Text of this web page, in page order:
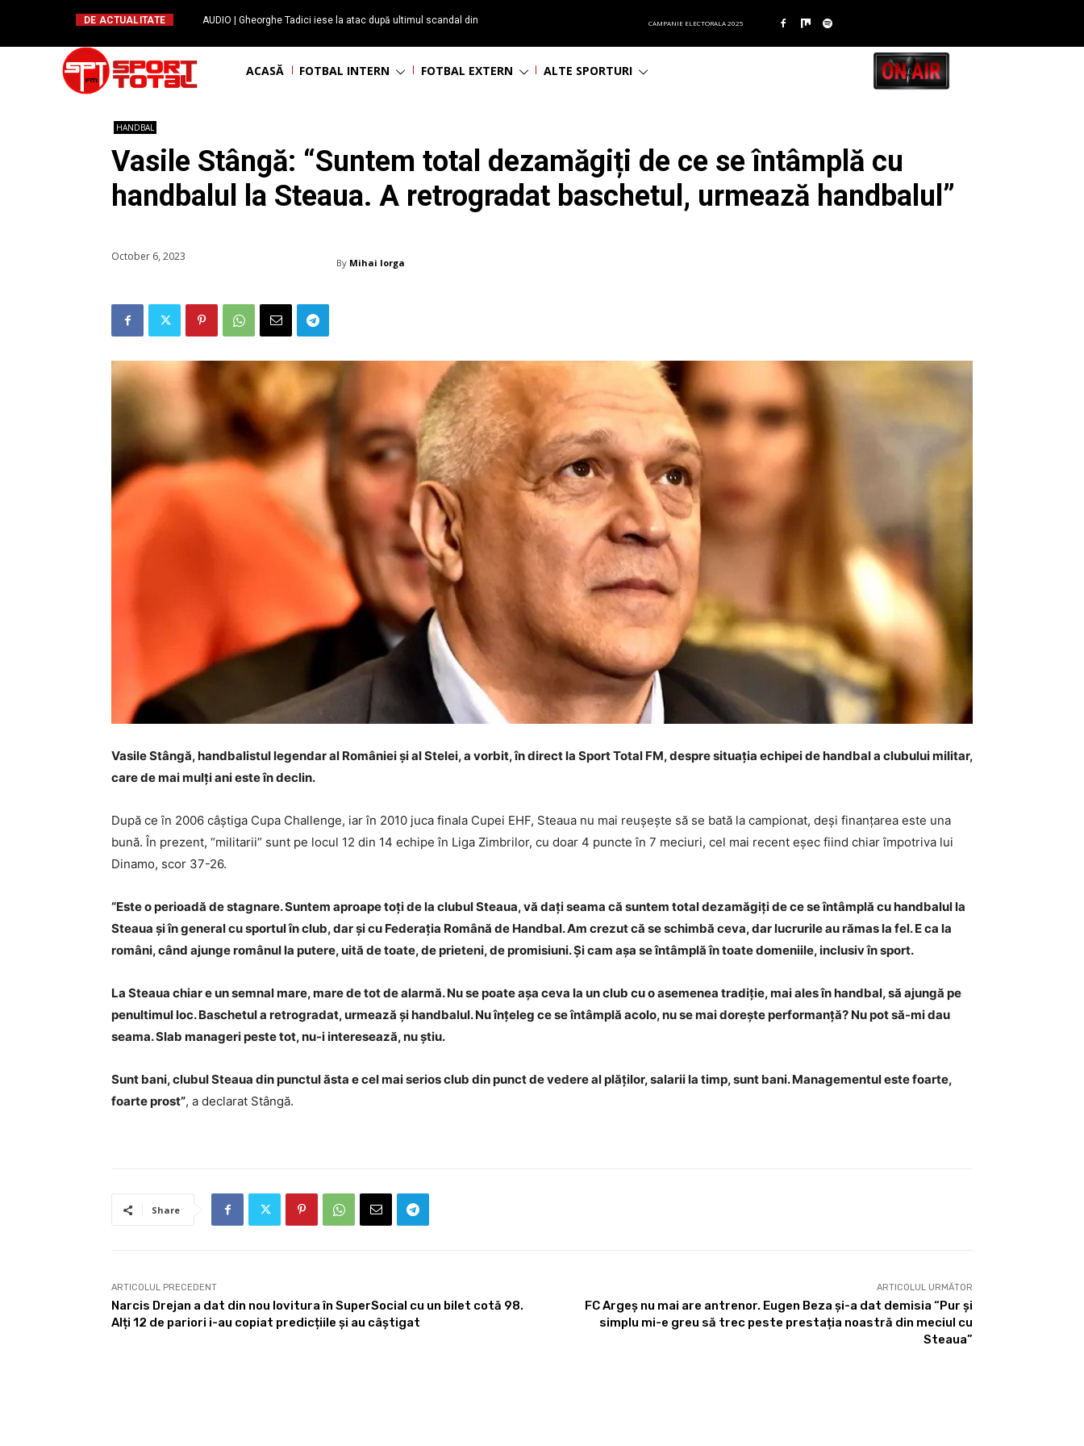
DE ACTUALITATE
AUDIO | Gheorghe Tadici iese la atac după ultimul scandal din
CAMPANIE ELECTORALA 2025
ACASĂ FOTBAL INTERN FOTBAL EXTERN ALTE SPORTURI
HANDBAL
Vasile Stângă: “Suntem total dezamăgiți de ce se întâmplă cu
handbalul la Steaua. A retrogradat baschetul, urmează handbalul”
October 6, 2023 By Mihai Iorga
Vasile Stângă, handbalistul legendar al României și al Stelei, a vorbit, în direct la Sport Total FM, despre situația echipei de handbal a clubului militar,
care de mai mulți ani este în declin.
După ce în 2006 câștiga Cupa Challenge, iar în 2010 juca finala Cupei EHF, Steaua nu mai reușește să se bată la campionat, deși finanțarea este una
bună. În prezent, “militarii” sunt pe locul 12 din 14 echipe în Liga Zimbrilor, cu doar 4 puncte în 7 meciuri, cel mai recent eșec fiind chiar împotriva lui
Dinamo, scor 37-26.
“Este o perioadă de stagnare. Suntem aproape toți de la clubul Steaua, vă dați seama că suntem total dezamăgiți de ce se întâmplă cu handbalul la
Steaua și în general cu sportul în club, dar și cu Federația Română de Handbal. Am crezut că se schimbă ceva, dar lucrurile au rămas la fel. E ca la
români, când ajunge românul la putere, uită de toate, de prieteni, de promisiuni. Și cam așa se întâmplă în toate domeniile, inclusiv în sport.
La Steaua chiar e un semnal mare, mare de tot de alarmă. Nu se poate așa ceva la un club cu o asemenea tradiție, mai ales în handbal, să ajungă pe
penultimul loc. Baschetul a retrogradat, urmează și handbalul. Nu înțeleg ce se întâmplă acolo, nu se mai dorește performanță? Nu pot să-mi dau
seama. Slab manageri peste tot, nu-i interesează, nu știu.
Sunt bani, clubul Steaua din punctul ăsta e cel mai serios club din punct de vedere al plăților, salarii la timp, sunt bani. Managementul este foarte,
foarte prost”, a declarat Stângă.
Share
ARTICOLUL PRECEDENT
Narcis Drejan a dat din nou lovitura în SuperSocial cu un bilet cotă 98.
Alți 12 de pariori i-au copiat predicțiile și au câștigat
ARTICOLUL URMĂTOR
FC Argeș nu mai are antrenor. Eugen Beza și-a dat demisia “Pur și
simplu mi-e greu să trec peste prestația noastră din meciul cu
Steaua”